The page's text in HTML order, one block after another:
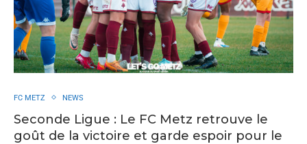
FC METZ NEWS
Seconde Ligue : Le FC Metz retrouve le
goût de la victoire et garde espoir pour le